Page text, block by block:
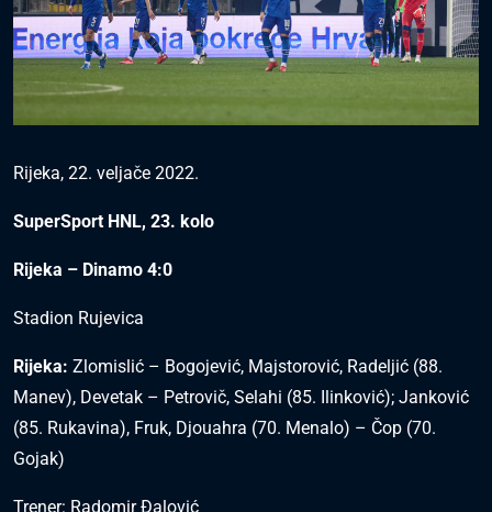
Rijeka, 22. veljače 2022.
SuperSport HNL, 23. kolo
Rijeka – Dinamo 4:0
Stadion Rujevica
Rijeka: Zlomislić – Bogojević, Majstorović, Radeljić (88.
Manev), Devetak – Petrovič, Selahi (85. Ilinković); Janković
(85. Rukavina), Fruk, Djouahra (70. Menalo) – Čop (70.
Gojak)
Trener: Radomir Đalović